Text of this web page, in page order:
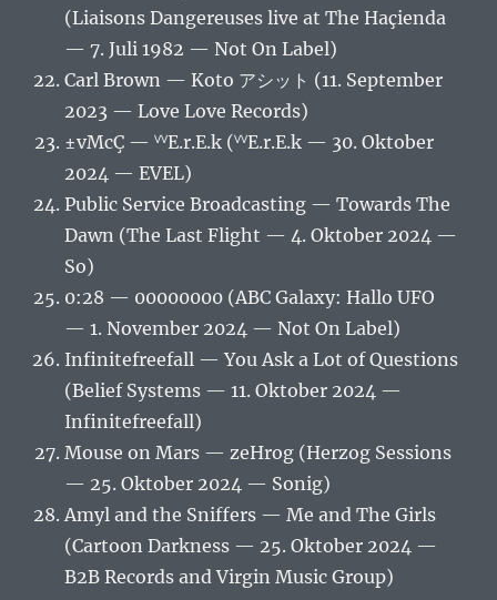
(Liaisons Dangereuses live at The Haçienda
— 7. Juli 1982 — Not On Label)
Carl Brown — Koto アシット (11. September
2023 — Love Love Records)
±vMcÇ — ⱽⱽE.r.E.k (ⱽⱽE.r.E.k — 30. Oktober
2024 — EVEL)
Public Service Broadcasting — Towards The
Dawn (The Last Flight — 4. Oktober 2024 —
So)
0:28 — 00000000 (ABC Galaxy: Hallo UFO
— 1. November 2024 — Not On Label)
Infinitefreefall — You Ask a Lot of Questions
(Belief Systems — 11. Oktober 2024 —
Infinitefreefall)
Mouse on Mars — zeHrog (Herzog Sessions
— 25. Oktober 2024 — Sonig)
Amyl and the Sniffers — Me and The Girls
(Cartoon Darkness — 25. Oktober 2024 —
B2B Records and Virgin Music Group)